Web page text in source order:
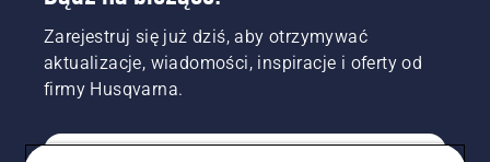
Zarejestruj się już dziś, aby otrzymywać
aktualizacje, wiadomości, inspiracje i oferty od
firmy Husqvarna.